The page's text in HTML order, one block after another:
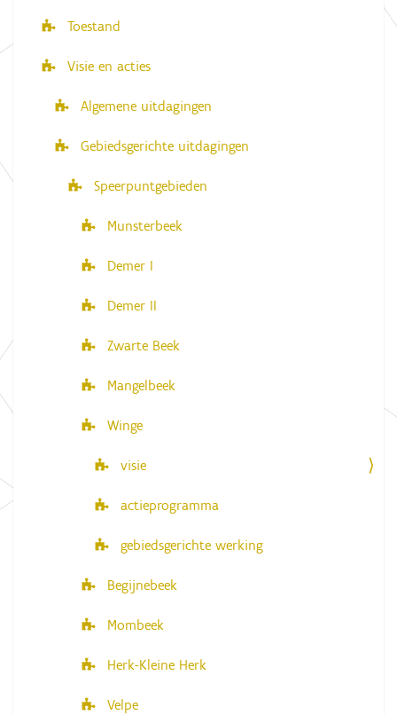
Toestand
Visie en acties
Algemene uitdagingen
Gebiedsgerichte uitdagingen
Speerpuntgebieden
Munsterbeek
Demer I
Demer II
Zwarte Beek
Mangelbeek
Winge
visie
actieprogramma
gebiedsgerichte werking
Begijnebeek
Mombeek
Herk-Kleine Herk
Velpe